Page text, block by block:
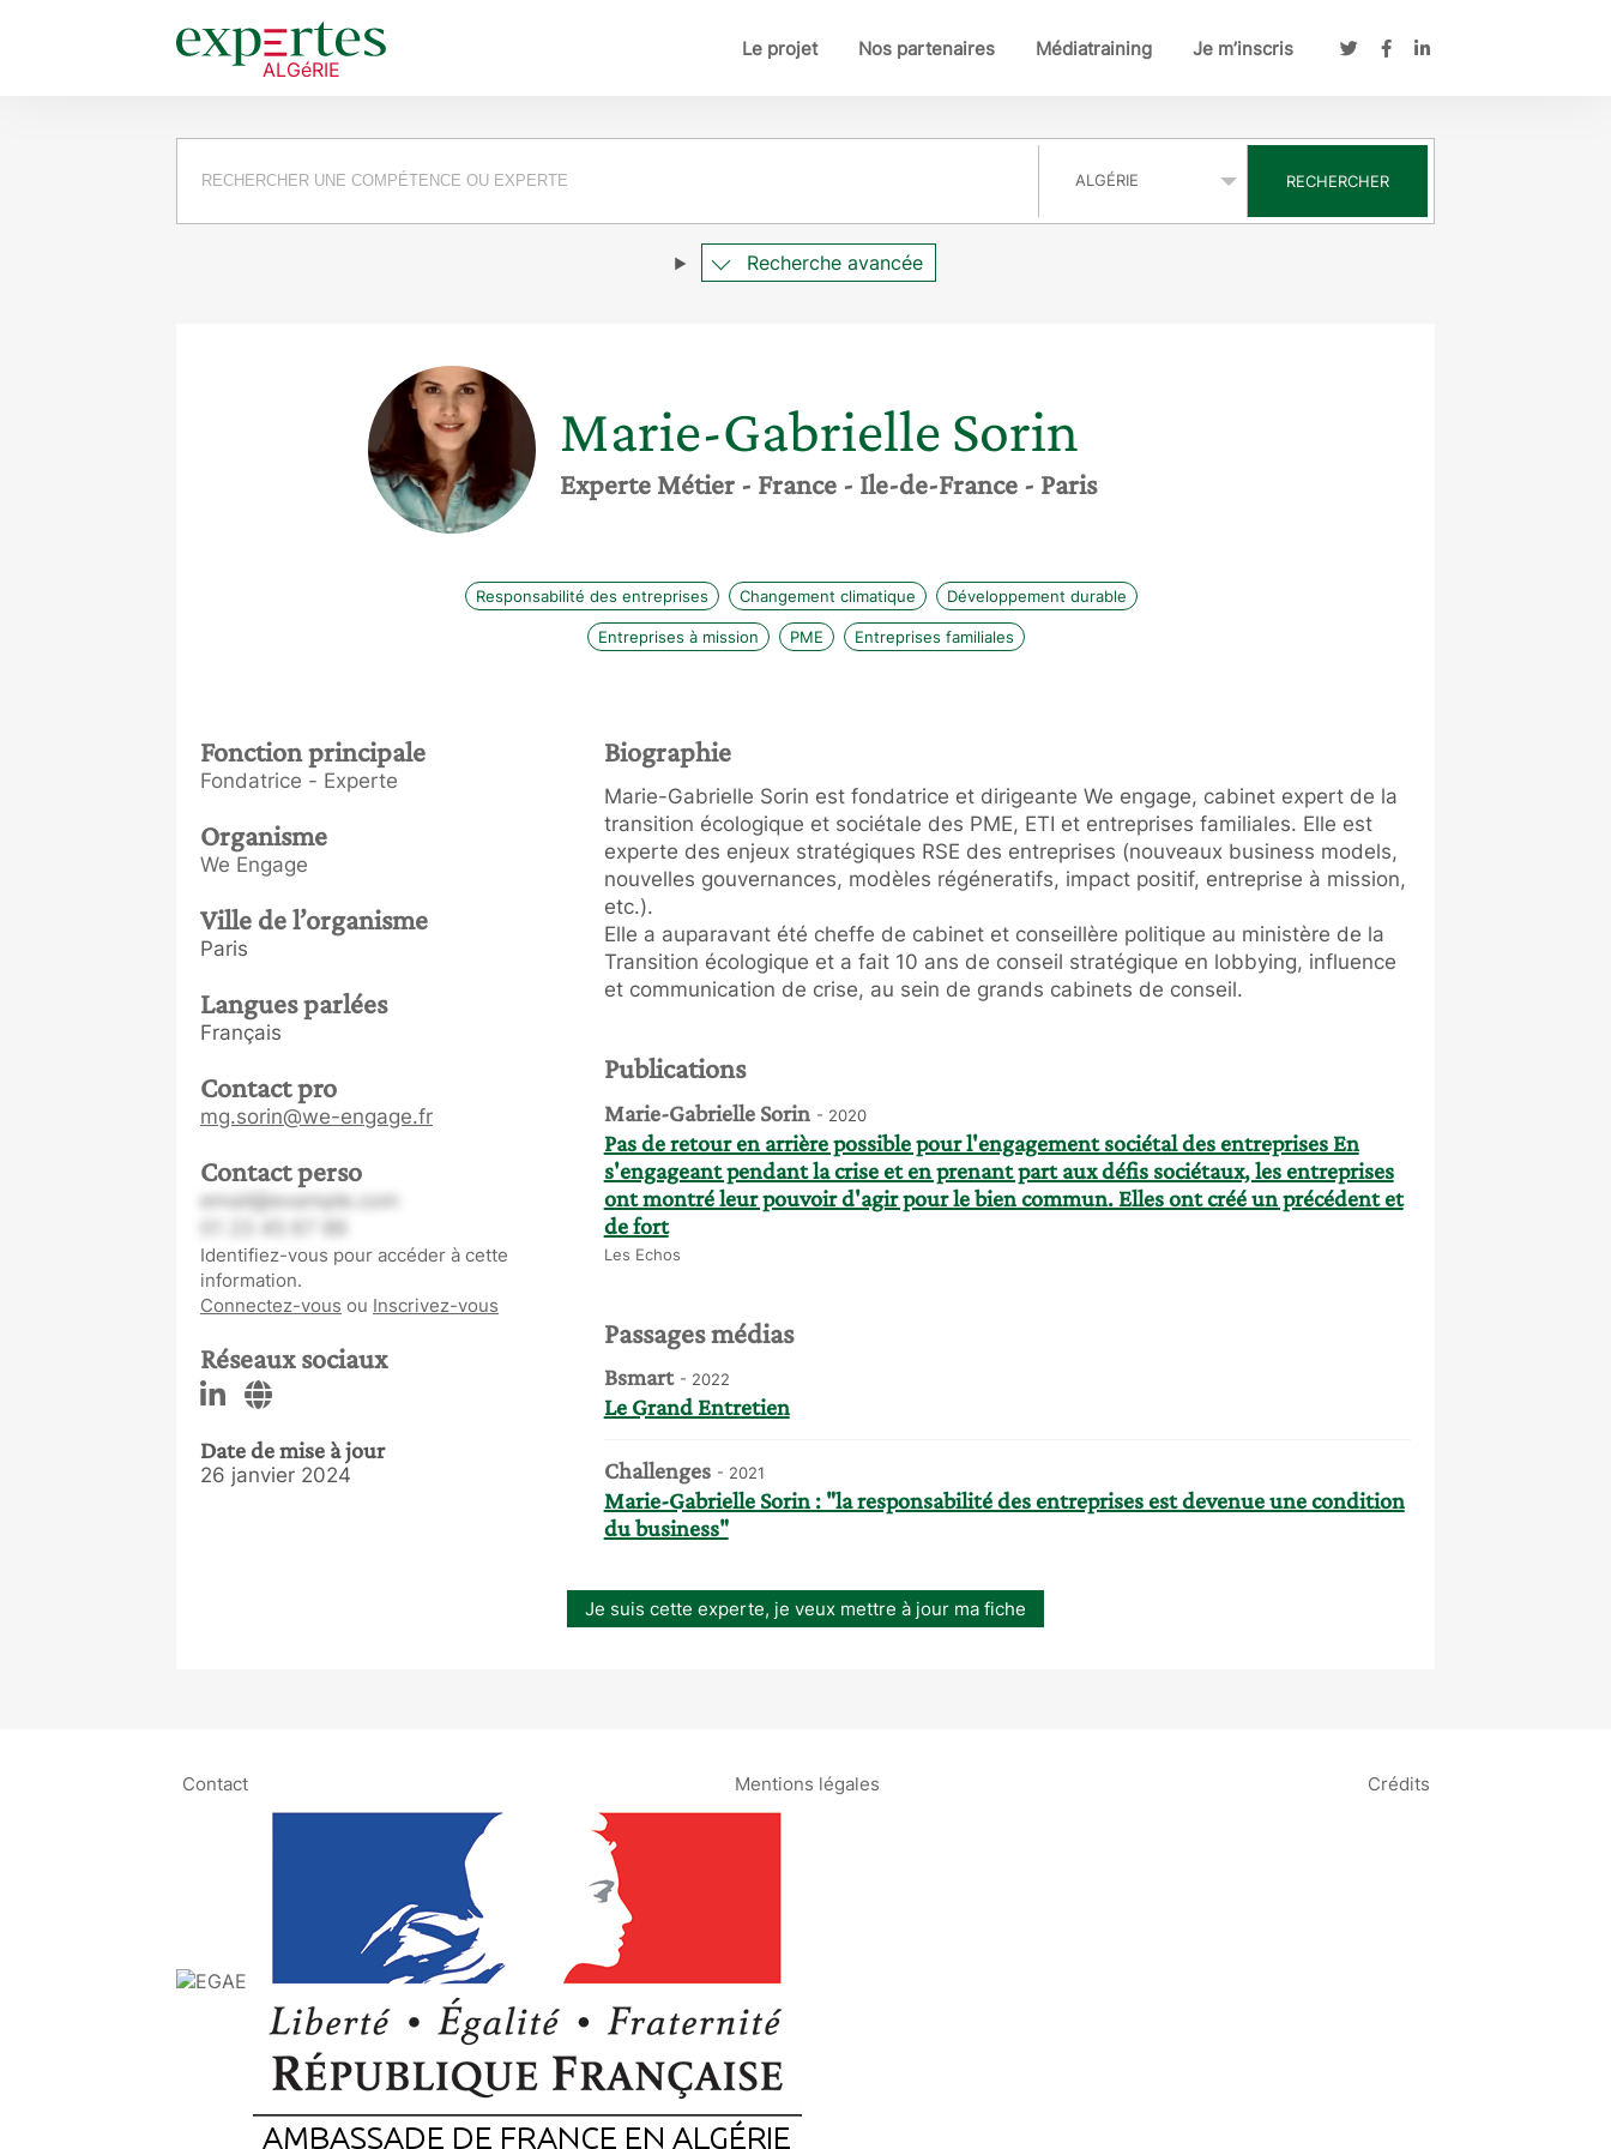
Le projet Nos partenaires Médiatraining Je m’inscris
Requête RECHERCHER
Recherche avancée
Marie-Gabrielle Sorin
Experte Métier - France - Ile-de-France - Paris
Responsabilité des entreprises Changement climatique Développement durable
Entreprises à mission PME Entreprises familiales
Fonction principale
Fondatrice - Experte
Organisme
We Engage
Ville de l’organisme
Paris
Langues parlées
Français
Contact pro
mg.sorin@we-engage.fr
Contact perso
email@example.com
Identifiez-vous pour accéder à cette
information.
Connectez-vous ou Inscrivez-vous
Réseaux sociaux
Date de mise à jour
26 janvier 2024
Biographie
Marie-Gabrielle Sorin est fondatrice et dirigeante We engage, cabinet expert de la
transition écologique et sociétale des PME, ETI et entreprises familiales. Elle est
experte des enjeux stratégiques RSE des entreprises (nouveaux business models,
nouvelles gouvernances, modèles régéneratifs, impact positif, entreprise à mission,
etc.).
Elle a auparavant été cheffe de cabinet et conseillère politique au ministère de la
Transition écologique et a fait 10 ans de conseil stratégique en lobbying, influence
et communication de crise, au sein de grands cabinets de conseil.
Publications
Marie-Gabrielle Sorin - 2020
Pas de retour en arrière possible pour l'engagement sociétal des entreprises En
s'engageant pendant la crise et en prenant part aux défis sociétaux, les entreprises
ont montré leur pouvoir d'agir pour le bien commun. Elles ont créé un précédent et
de fort
Les Echos
Passages médias
Bsmart - 2022
Le Grand Entretien
Challenges - 2021
Marie-Gabrielle Sorin : "la responsabilité des entreprises est devenue une condition
du business"
Je suis cette experte, je veux mettre à jour ma fiche
Contact Mentions légales Crédits